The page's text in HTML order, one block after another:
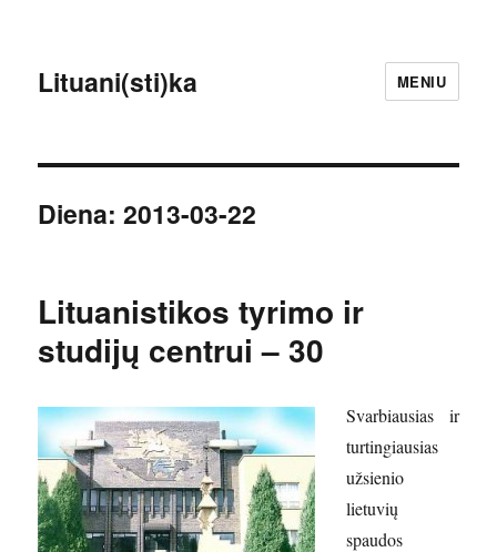
Lituani(sti)ka MENIU
Diena:2013-03-22
Lituanistikos tyrimo ir
studijų centrui – 30
Svarbiausias ir
turtingiausias
užsienio
lietuvių
spaudos